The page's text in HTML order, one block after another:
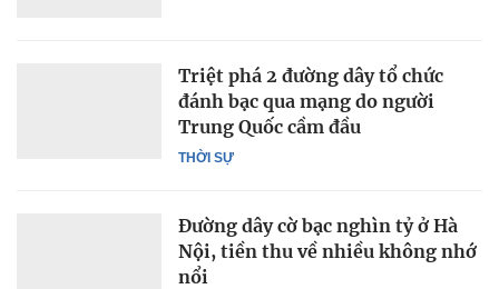
THỜI SỰ
Triệt phá 2 đường dây tổ chức
đánh bạc qua mạng do người
Trung Quốc cầm đầu
Đường dây cờ bạc nghìn tỷ ở Hà
Nội, tiền thu về nhiều không nhớ
nổi